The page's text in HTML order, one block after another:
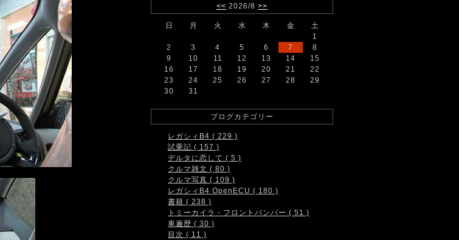
<< 2026/8 >>
日 月 火 水 木 金
土
1
2
3 4 5 6 7
8
9
10 11 12 13 14
15
16
17 18 19 20 21
22
23
24 25 26 27 28
29
30
31
ブログカテゴリー
レガシィB4 ( 229 )
試乗記 ( 157 )
デルタに恋して ( 5 )
クルマ雑文 ( 80 )
クルマ写真 ( 109 )
レガシィB4 OpenECU ( 180 )
書籍 ( 238 )
トミーカイラ・フロントバンパー ( 51 )
車遍歴 ( 30 )
目次 ( 11 )